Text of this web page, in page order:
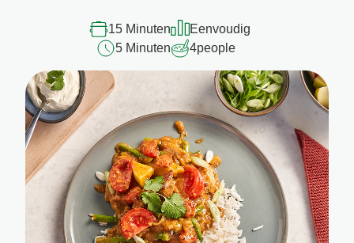
15 Minuten
Eenvoudig
5 Minuten
4people